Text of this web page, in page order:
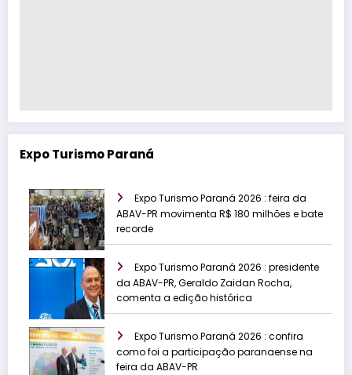
Expo Turismo Paraná
Expo Turismo Paraná 2026 : feira da
ABAV-PR movimenta R$ 180 milhões e bate
recorde
Expo Turismo Paraná 2026 : presidente
da ABAV-PR, Geraldo Zaidan Rocha,
comenta a edição histórica
Expo Turismo Paraná 2026 : confira
como foi a participação paranaense na
feira da ABAV-PR